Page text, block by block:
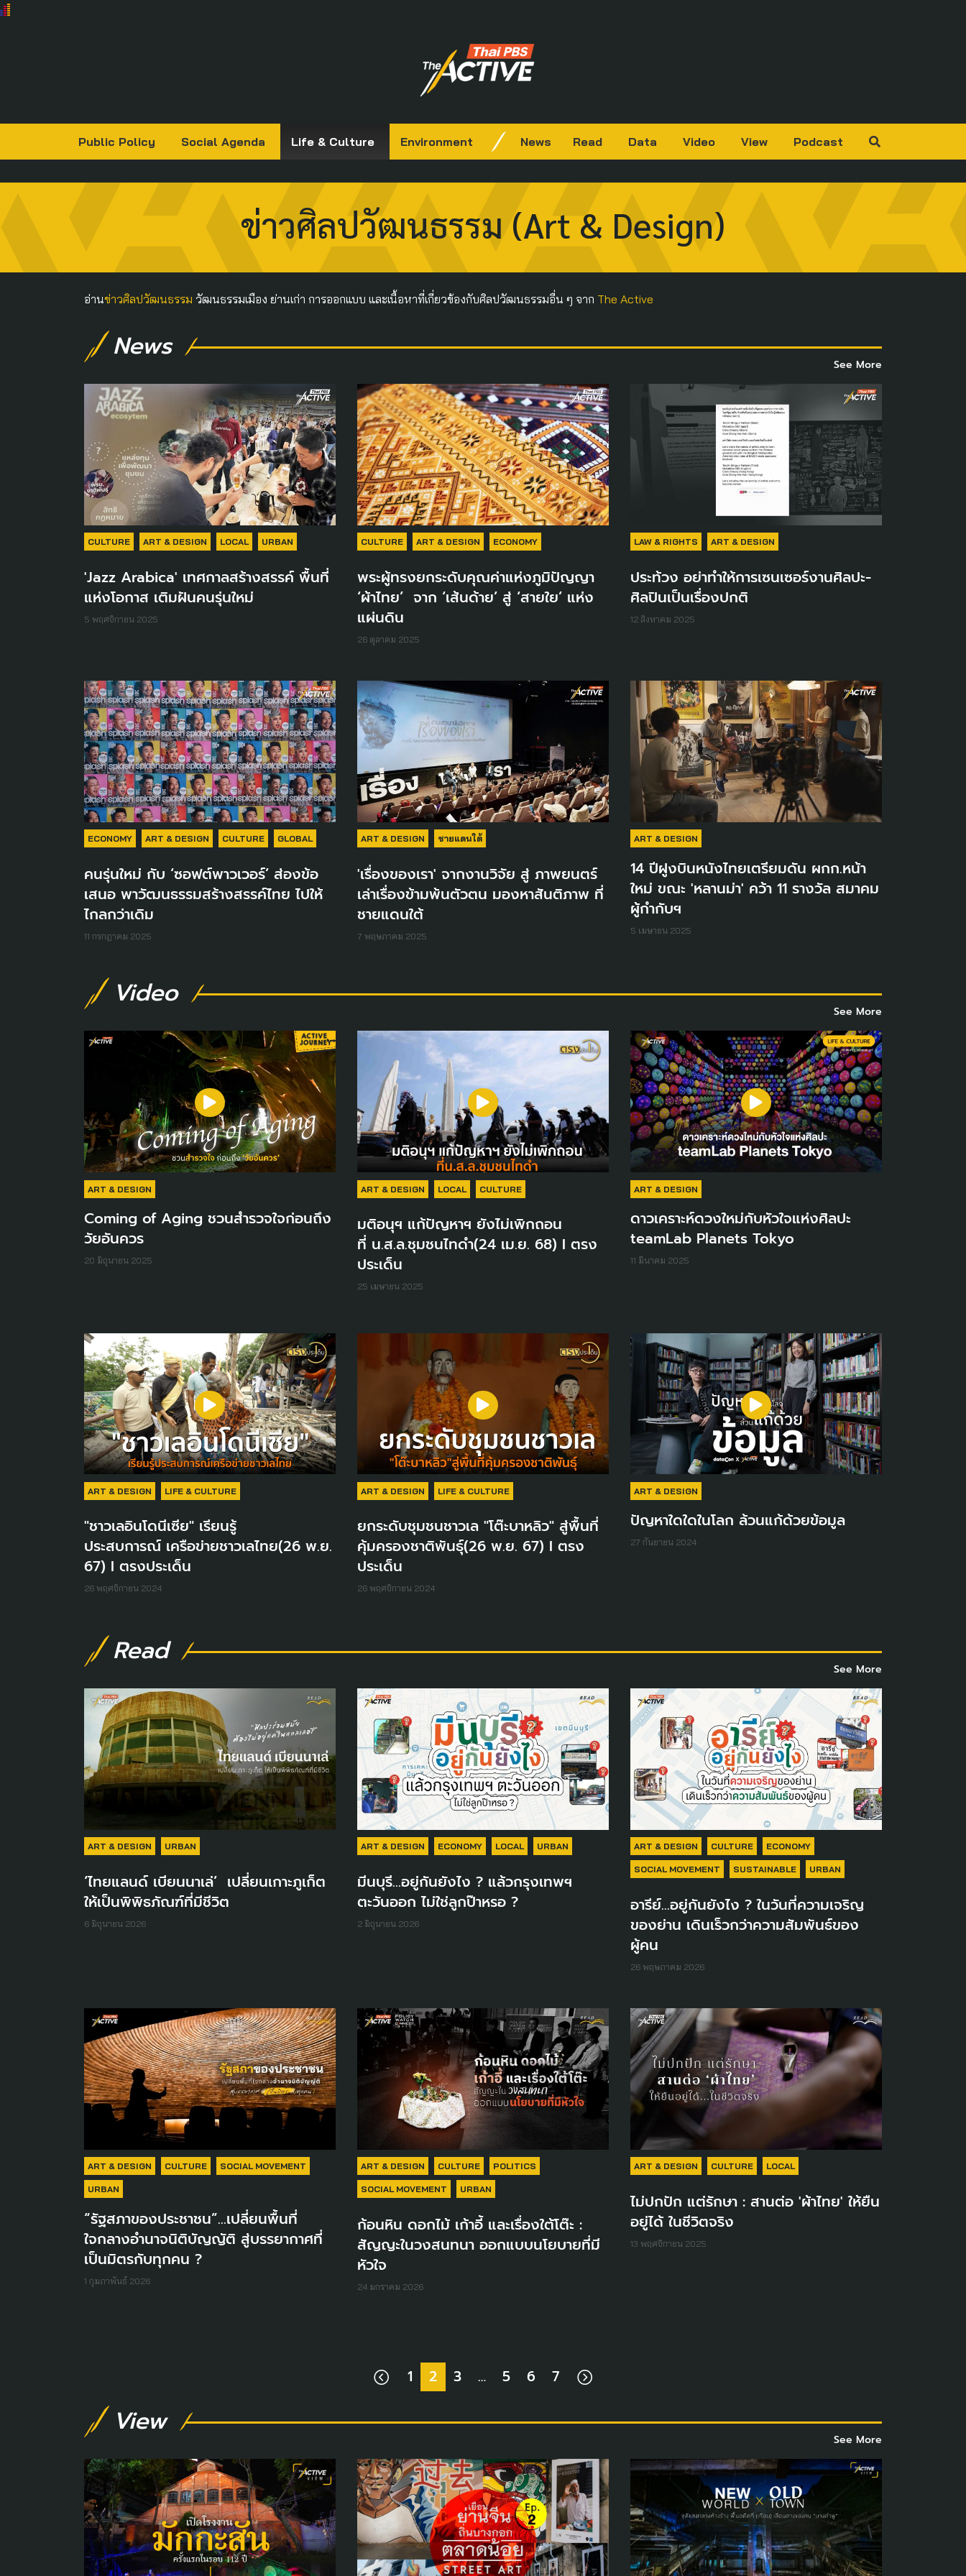
Public Policy Social Agenda Life & Culture Environment News Read Data Video View Podcast
ข่าวศิลปวัฒนธรรม (Art & Design)
อ่านข่าวศิลปวัฒนธรรม วัฒนธรรมเมือง ย่านเก่า การออกแบบ และเนื้อหาที่เกี่ยวข้องกับศิลปวัฒนธรรมอื่น ๆ จาก The Active
News
See More
CULTURE ART & DESIGN LOCAL URBAN
'Jazz Arabica' เทศกาลสร้างสรรค์ พื้นที่
แห่งโอกาส เติมฝันคนรุ่นใหม่
5 พฤศจิกายน 2025
CULTURE ART & DESIGN ECONOMY
พระผู้ทรงยกระดับคุณค่าแห่งภูมิปัญญา
‘ผ้าไทย’ จาก ‘เส้นด้าย’ สู่ ‘สายใย’ แห่ง
แผ่นดิน
26 ตุลาคม 2025
LAW & RIGHTS ART & DESIGN
ประท้วง อย่าทำให้การเซนเซอร์งานศิลปะ-
ศิลปินเป็นเรื่องปกติ ​
12 สิงหาคม 2025
ECONOMY ART & DESIGN CULTURE GLOBAL
คนรุ่นใหม่ กับ ‘ซอฟต์พาวเวอร์’ ส่องข้อ
เสนอ พาวัฒนธรรมสร้างสรรค์ไทย ไปให้
ไกลกว่าเดิม
11 กรกฎาคม 2025
ART & DESIGN ชายแดนใต้
'เรื่องของเรา' จากงานวิจัย สู่ ภาพยนตร์
เล่าเรื่องข้ามพ้นตัวตน มองหาสันติภาพ ที่
ชายแดนใต้
7 พฤษภาคม 2025
ART & DESIGN
14 ปีฝูงบินหนังไทยเตรียมดัน ผกก.หน้า
ใหม่ ขณะ 'หลานม่า' คว้า 11 รางวัล สมาคม
ผู้กำกับฯ
5 เมษายน 2025
Video
See More
ART & DESIGN
Coming of Aging ชวนสำรวจใจก่อนถึง
วัยอันควร
20 มิถุนายน 2025
ART & DESIGN LOCAL CULTURE
มติอนุฯ แก้ปัญหาฯ ยังไม่เพิกถอน
ที่ น.ส.ล.ชุมชนไทดำ(24 เม.ย. 68) I ตรง
ประเด็น
25 เมษายน 2025
ART & DESIGN
ดาวเคราะห์ดวงใหม่กับหัวใจแห่งศิลปะ
teamLab Planets Tokyo
11 มีนาคม 2025
ART & DESIGN LIFE & CULTURE
"ชาวเลอินโดนีเซีย" เรียนรู้
ประสบการณ์ เครือข่ายชาวเลไทย(26 พ.ย.
67) I ตรงประเด็น
26 พฤศจิกายน 2024
ART & DESIGN LIFE & CULTURE
ยกระดับชุมชนชาวเล "โต๊ะบาหลิว" สู่พื้นที่
คุ้มครองชาติพันธุ์(26 พ.ย. 67) I ตรง
ประเด็น
26 พฤศจิกายน 2024
ART & DESIGN
ปัญหาใดใดในโลก ล้วนแก้ด้วยข้อมูล
27 กันยายน 2024
Read
See More
ART & DESIGN URBAN
‘ไทยแลนด์ เบียนนาเล่’ เปลี่ยนเกาะภูเก็ต
ให้เป็นพิพิธภัณฑ์ที่มีชีวิต
6 มิถุนายน 2026
ART & DESIGN ECONOMY LOCAL URBAN
มีนบุรี...อยู่กันยังไง ? แล้วกรุงเทพฯ
ตะวันออก ไม่ใช่ลูกป๊าหรอ ?
2 มิถุนายน 2026
ART & DESIGN CULTURE ECONOMY
SOCIAL MOVEMENT SUSTAINABLE URBAN
อารีย์...อยู่กันยังไง ? ในวันที่ความเจริญ
ของย่าน เดินเร็วกว่าความสัมพันธ์ของ
ผู้คน
26 พฤษภาคม 2026
ART & DESIGN CULTURE SOCIAL MOVEMENT
URBAN
“รัฐสภาของประชาชน”…เปลี่ยนพื้นที่
ใจกลางอำนาจนิติบัญญัติ สู่บรรยากาศที่
เป็นมิตรกับทุกคน ?
1 กุมภาพันธ์ 2026
ART & DESIGN CULTURE POLITICS
SOCIAL MOVEMENT URBAN
ก้อนหิน ดอกไม้ เก้าอี้ และเรื่องใต้โต๊ะ :
สัญญะในวงสนทนา ออกแบบนโยบายที่มี
หัวใจ
24 มกราคม 2026
ART & DESIGN CULTURE LOCAL
ไม่ปกปัก แต่รักษา : สานต่อ 'ผ้าไทย' ให้ยืน
อยู่ได้ ในชีวิตจริง
13 พฤศจิกายน 2025
1 2 3 … 5 6 7
View
See More